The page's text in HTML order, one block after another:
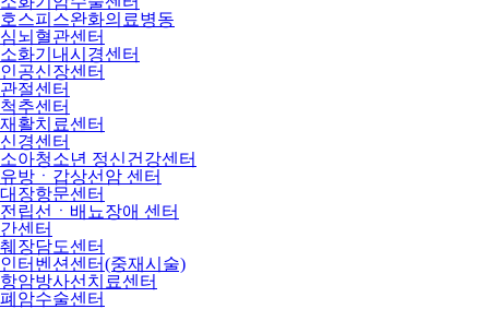
호스피스완화의료병동
심뇌혈관센터
소화기내시경센터
인공신장센터
관절센터
척추센터
재활치료센터
신경센터
소아청소년 정신건강센터
유방ㆍ갑상선암 센터
대장항문센터
전립선ㆍ배뇨장애 센터
간센터
췌장담도센터
인터벤션센터(중재시술)
항암방사선치료센터
폐암수술센터